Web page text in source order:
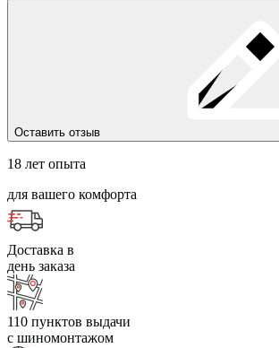
Оставить отзыв
18 лет опыта
для вашего комфорта
Доставка в
день заказа
110 пунктов выдачи
с шиномонтажом